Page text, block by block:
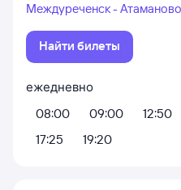
Междуреченск - Атаманово
Найти билеты
ежедневно
08:00
09:00 12:50
17:25
19:20